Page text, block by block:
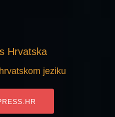
Hrvatska
jeziku